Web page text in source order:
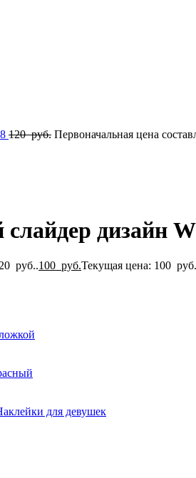
120руб. Первоначальная цена
дизайн
руб..100 руб.Текущая цена: 100
для девушек